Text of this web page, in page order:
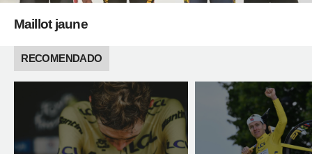
Maillot jaune
RECOMENDADO